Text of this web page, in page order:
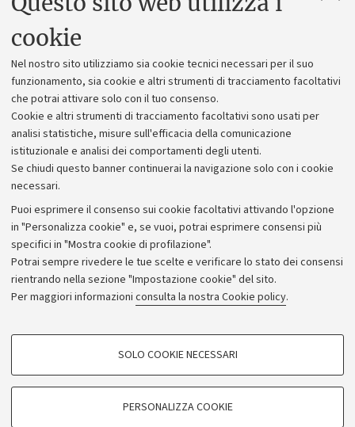
cookie
Nel nostro sito utilizziamo sia cookie tecnici necessari per il suo
funzionamento, sia cookie e altri strumenti di tracciamento facoltativi
che potrai attivare solo con il tuo consenso.
Cookie e altri strumenti di tracciamento facoltativi sono usati per
analisi statistiche, misure sull'efficacia della comunicazione
istituzionale e analisi dei comportamenti degli utenti.
Se chiudi questo banner continuerai la navigazione solo con i cookie
necessari.
Puoi esprimere il consenso sui cookie facoltativi attivando l'opzione
in "Personalizza cookie" e, se vuoi, potrai esprimere consensi più
specifici in "Mostra cookie di profilazione".
Potrai sempre rivedere le tue scelte e verificare lo stato dei consensi
rientrando nella sezione "Impostazione cookie" del sito.
Per maggiori informazioni consulta la nostra Cookie policy.
COOKIE DI PROFILAZIONE - FACOLTATIVI
SOLO COOKIE NECESSARI
PERSONALIZZA COOKIE
Alumni community
Piano strategico
Bilanci
Donazioni e 5x1000
Merchandising - UniboStore
Bandi, gare e concorsi
Albo online
Amministrazione trasparente
Atti di notifica
Informazioni sul sito e accessibilità
Dichiarazione di accessibilità
Privacy e note legali
Impostazioni Cookie